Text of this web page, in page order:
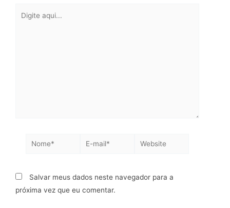
Salvar meus dados neste navegador para a
próxima vez que eu comentar.